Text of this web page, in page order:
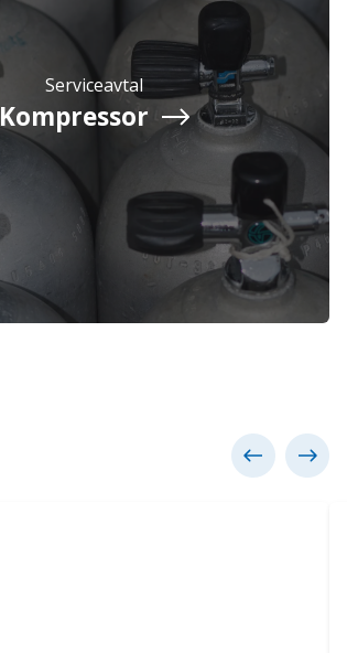
Serviceavtal
Kompressor